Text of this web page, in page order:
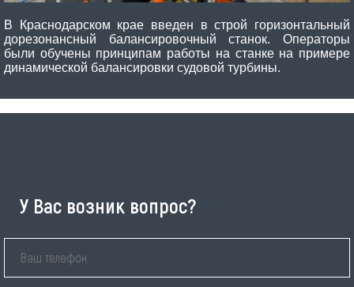
В Краснодарском крае введен в строй горизонтальный
дорезонансный балансировочный станок. Операторы
были обучены принципам работы на станке на примере
динамической балансировки судовой турбины.
У Вас возник вопрос?